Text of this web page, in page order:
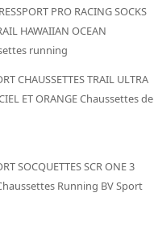
PRO RACING SOCKS
HAWAIIAN OCEAN
running
CHAUSSETTES TRAIL ULTRA
ET ORANGE Chaussettes de
SOCQUETTES SCR ONE 3
Running BV Sport